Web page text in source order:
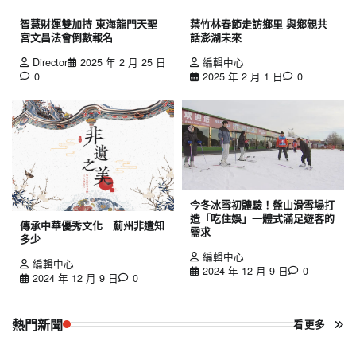
智慧財運雙加持 東海龍門天聖
宮文昌法會倒數報名
Director
2025 年 2 月 25 日
0
葉竹林春節走訪鄉里 與鄉親共
話澎湖未來
編輯中心
2025 年 2 月 1 日
0
傳承中華優秀文化 薊州非遺知
多少
編輯中心
2024 年 12 月 9 日
0
今冬冰雪初體驗！盤山滑雪場打
造「吃住娛」一體式滿足遊客的
需求
編輯中心
2024 年 12 月 9 日
0
熱門新聞 看更多